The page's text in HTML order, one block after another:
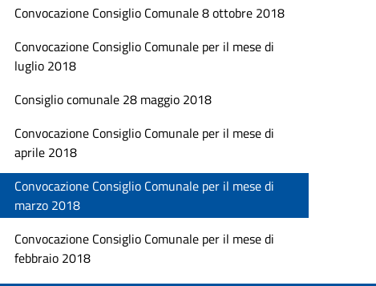
Convocazione Consiglio Comunale 8 ottobre 2018
Convocazione Consiglio Comunale per il mese di
luglio 2018
Consiglio comunale 28 maggio 2018
Convocazione Consiglio Comunale per il mese di
aprile 2018
Convocazione Consiglio Comunale per il mese di
marzo 2018
Convocazione Consiglio Comunale per il mese di
febbraio 2018